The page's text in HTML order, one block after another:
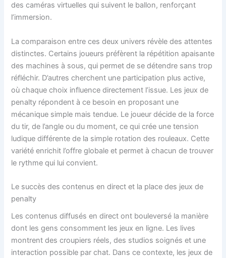
des caméras virtuelles qui suivent le ballon, renforçant
l’immersion.
La comparaison entre ces deux univers révèle des attentes
distinctes. Certains joueurs préfèrent la répétition apaisante
des machines à sous, qui permet de se détendre sans trop
réfléchir. D’autres cherchent une participation plus active,
où chaque choix influence directement l’issue. Les jeux de
penalty répondent à ce besoin en proposant une
mécanique simple mais tendue. Le joueur décide de la force
du tir, de l’angle ou du moment, ce qui crée une tension
ludique différente de la simple rotation des rouleaux. Cette
variété enrichit l’offre globale et permet à chacun de trouver
le rythme qui lui convient.
Le succès des contenus en direct et la place des jeux de
penalty
Les contenus diffusés en direct ont bouleversé la manière
dont les gens consomment les jeux en ligne. Les lives
montrent des croupiers réels, des studios soignés et une
interaction possible par chat. Dans ce contexte, les jeux de